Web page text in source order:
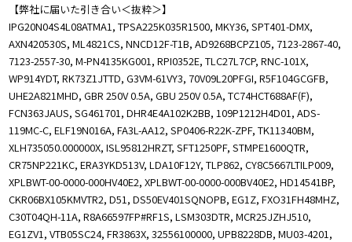
【弊社に届いた引き合い＜抜粋＞】
IPG20N04S4L08ATMA1, TPSA225K035R1500, MKY36, SPT401-DMX,
AXN420530S, ML4821CS, NNCD12F-T1B, AD9268BCPZ105, 7123-2867-40,
7123-2557-30, M-PN4135KG001, RPI0352E, TLC27L7CP, RNC-101X,
WP914YDT, RK73Z1JTTD, G3VM-61VY3, 70V09L20PFGI, R5F104GCGFB,
UHE2A821MHD, GBR 250V 0.5A, GBU 250V 0.5A, TC74HCT688AF(F),
FCN363JAUS, SG461701, DHR4E4A102K2BB, 109P1212H4D01, ADS-
119MC-C, ELF19N016A, FA3L-AA12, SP0406-R22K-ZPF, TK11340BM,
XLH735050.000000X, ISL95812HRZT, SFT1250PF, STMPE1600QTR,
CR75NP221KC, ERA3YKD513V, LDA10F12Y, TLP862, CY8C5667LTILP009,
XPLBWT-00-0000-000HV40E2, XPLBWT-00-0000-000BV40E2, HD14541BP,
CKR06BX105KMVTR2, D51, DS50EV401SQNOPB, EG1Z, FXO31FH48MHZ,
C30T04QH-11A, R8A66597FP#RF1S, LSM303DTR, MCR25JZHJ510,
EG1ZV1, VTB05SC24, FR3863X, 32556100000, UPB8228DB, MU03-4201,